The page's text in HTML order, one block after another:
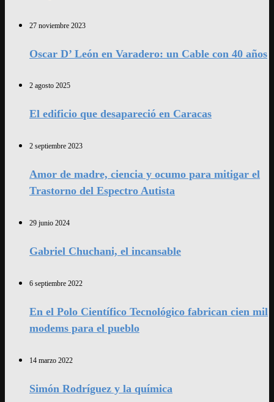
27 noviembre 2023
Oscar D’ León en Varadero: un Cable con 40 años
2 agosto 2025
El edificio que desapareció en Caracas
2 septiembre 2023
Amor de madre, ciencia y ocumo para mitigar el
Trastorno del Espectro Autista
29 junio 2024
Gabriel Chuchani, el incansable
6 septiembre 2022
En el Polo Científico Tecnológico fabrican cien mil
modems para el pueblo
14 marzo 2022
Simón Rodríguez y la química